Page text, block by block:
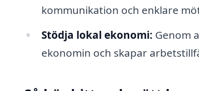
kommunikation och enklare
Stödja lokal ekonomi: Genom
ekonomin och skapar